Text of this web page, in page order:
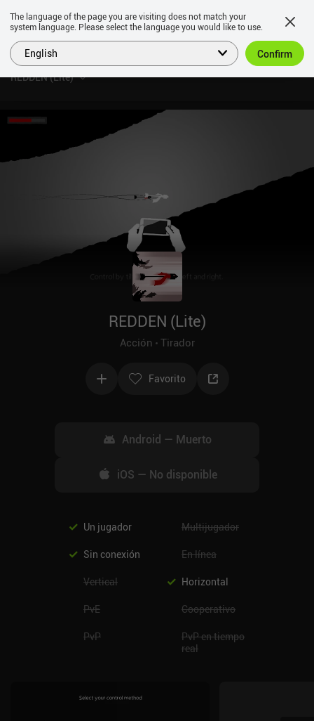
REDDEN (Lite)
REDDEN (Lite)
Acción Tirador
Favorito
Android — Muerto
iOS — No disponible
Un jugador Multijugador
Sin conexión En línea
Vertical Horizontal
PvE Cooperativo
PvP
PvP en tiempo
real
The language of the page you are visiting does not match your
system language. Please select the language you would like to use.
English Confirm